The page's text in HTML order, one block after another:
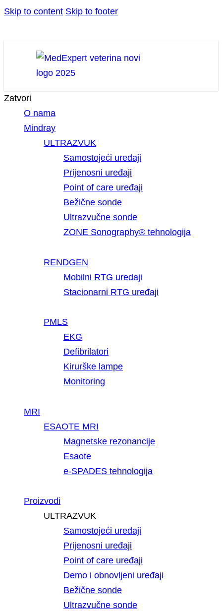
Skip to content Skip to footer
Zatvori
O nama
Mindray
ULTRAZVUK
Samostojeći uređaji
Prijenosni uređaji
Point of care uređaji
Bežične sonde
Ultrazvučne sonde
ZONE Sonography® tehnologija
RENDGEN
Mobilni RTG uredaji
Stacionarni RTG uređaji
PMLS
EKG
Defibrilatori
Kirurške lampe
Monitoring
MRI
ESAOTE MRI
Magnetske rezonancije
Esaote
e-SPADES tehnologija
Proizvodi
ULTRAZVUK
Samostojeći uređaji
Prijenosni uređaji
Point of care uređaji
Demo i obnovljeni uređaji
Bežične sonde
Ultrazvučne sonde